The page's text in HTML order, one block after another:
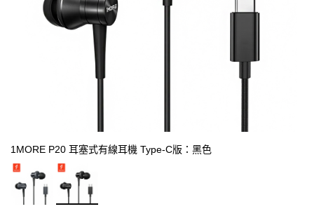
1MORE P20 耳塞式有線耳機 Type-C版：黑色